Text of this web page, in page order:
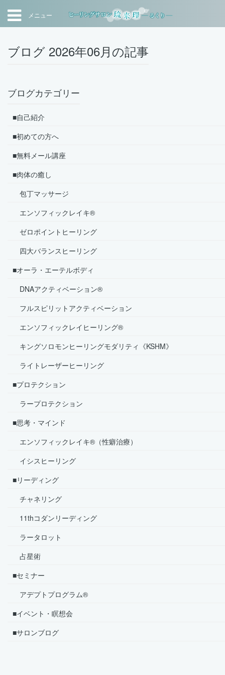
メニュー
ブログ 2026年06月の記事
ブログカテゴリー
■自己紹介
■初めての方へ
■無料メール講座
■肉体の癒し
包丁マッサージ
エンソフィックレイキ®
ゼロポイントヒーリング
四大バランスヒーリング
■オーラ・エーテルボディ
DNAアクティベーション®
フルスピリットアクティベーション
エンソフィックレイヒーリング®
キングソロモンヒーリングモダリティ《KSHM》
ライトレーザーヒーリング
■プロテクション
ラープロテクション
■思考・マインド
エンソフィックレイキ®（性癖治療）
イシスヒーリング
■リーディング
チャネリング
11thコダンリーディング
ラータロット
占星術
■セミナー
アデプトプログラム®
■イベント・瞑想会
■サロンブログ